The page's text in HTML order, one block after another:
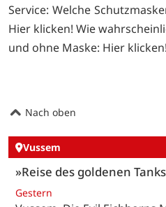
Service: Welche
Hier klicken! Wie
und ohne Maske: Hier klicken!
Nach oben
Vussem
»Reise des goldenen
Gestern